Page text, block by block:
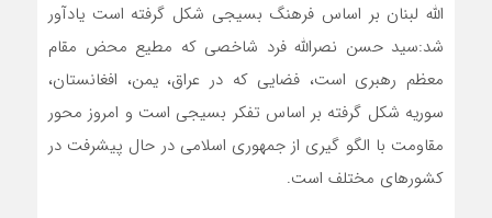
الله لبنان بر اساس فرهنگ بسیجی شکل گرفته است یادآور
شد:سید حسن نصرالله فرد شاخصی که مطیع محض مقام
معظم رهبری است، فضایی که در عراق، یمن، افغانستان،
سوریه شکل گرفته بر اساس تفکر بسیجی است و امروز محور
مقاومت با الگو گیری از جمهوری اسلامی در حال پیشرفت در
کشورهای مختلف است.